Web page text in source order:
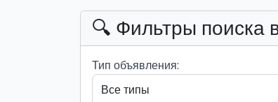
🔍 Фильтры поиска
Тип объявления: